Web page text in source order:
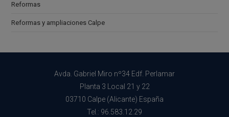
Reformas
Reformas y ampliaciones Calpe
Avda. Gabriel Miro nº34 Edf. Perlamar
Planta 3 Local 21 y 22
03710 Calpe (Alicante) España
Tel.: 96.583.12.29